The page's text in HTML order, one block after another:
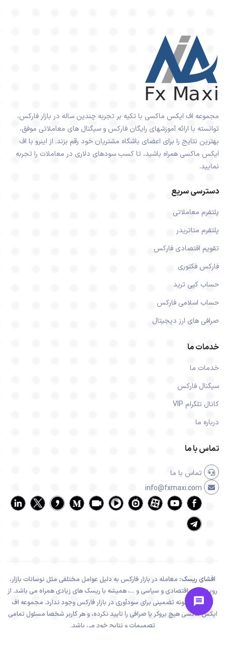
مجموعه اف ایکس ماکسی با تکیه بر تجربه چندین ساله در بازار فارکس،
توانسته با ارائه آموزشهای رایگان فارکس و سیگنال های معاملاتی موفق،
بهترین نتایج را برای اعضای باشگاه مشتریان خود رقم بزند. از اینرو با اف
ایکس ماکسی همراه باشید، تا کسب سودهای دلاری در معاملات را تجربه
نمایید.
دسترسی سریع
پلتفرم معاملاتی
پلتفرم متاتریدر
تقویم اقتصادی فارکس
فارکس فکتوری
حساب کپی ترید
حساب اسلامی فارکس
صرافی های ارز دیجیتال
خدمات ما
خدمات ما
سیگنال فارکس
کانال تلگرام VIP
درباره ما
تماس با ما
تماس با ما
افشای ریسک: معامله در بازار فارکس به دلیل عوامل مختلفی مثل نوسانات بازار،
رویدادهای اقتصادی و سیاسی و ...، همیشه با ریسک های زیادی همراه می باشد. از
اینرو هیچ گونه تضمینی برای سودآوری در بازار فارکس وجود ندارد. مجموعه اف
ایکس ماکسی هیچ بروکر یا صرافی را تایید نکرده، و هر کاربر شخصا مسئول تمامی
تصمیمات و نتایج خود می باشد.